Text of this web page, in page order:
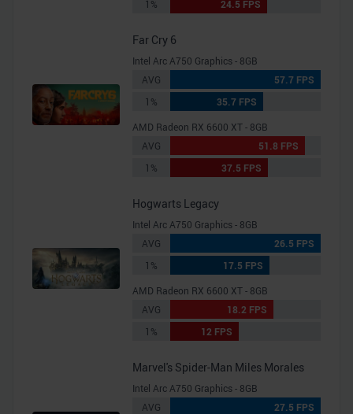
1%
24.5 FPS
Far Cry 6
Intel Arc A750 Graphics - 8GB
AVG
57.7 FPS
1%
35.7 FPS
AMD Radeon RX 6600 XT - 8GB
AVG
51.8 FPS
1%
37.5 FPS
Hogwarts Legacy
Intel Arc A750 Graphics - 8GB
AVG
26.5 FPS
1%
17.5 FPS
AMD Radeon RX 6600 XT - 8GB
AVG
18.2 FPS
1%
12 FPS
Marvel's Spider-Man Miles Morales
Intel Arc A750 Graphics - 8GB
AVG
27.5 FPS